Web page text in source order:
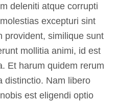
deleniti atque corrupti
excepturi sint
provident, similique sunt
mollitia animi, id est
Et harum quidem rerum
distinctio. Nam libero
est eligendi optio